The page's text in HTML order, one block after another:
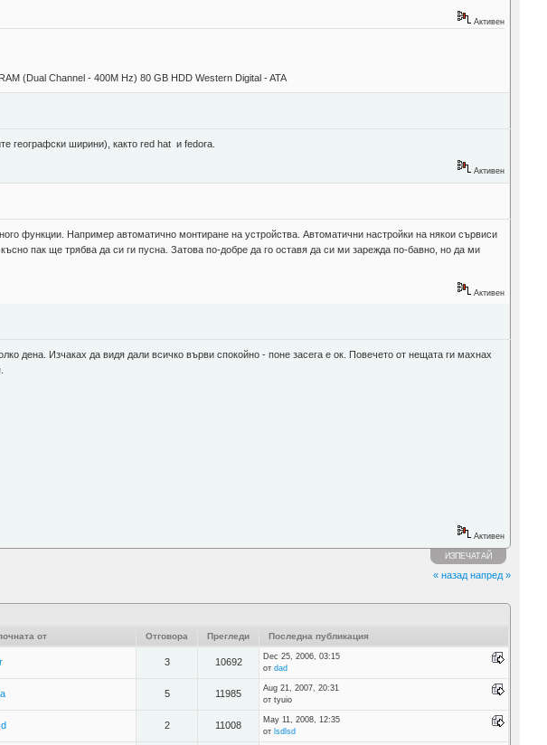
Активен
(Dual Channel - 400M Hz) 80 GB HDD Western Digital - ATA
географски ширини), както red hat и fedora.
Активен
функции. Например автоматично монтиране на устройства. Автоматични настройки на някои сървиси
пак ще трябва да си ги пусна. Затова по-добре да го оставя да си ми зарежда по-бавно, но да ми
Активен
дена. Изчаках да видя дали всичко върви спокойно - поне засега е ок. Повечето от нещата ги махнах
Активен
ИЗПЕЧАТАЙ
« назад напред »
от Отговора Прегледи Последна публикация
3 10692
Dec 25, 2006, 03:15
от dad
5 11985
Aug 21, 2007, 20:31
от tyuio
2 11008
May 11, 2008, 12:35
от lsdlsd